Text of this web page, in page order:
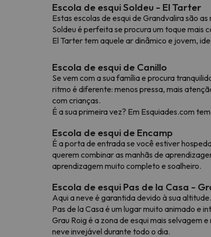
Escola de esqui Soldeu - El Tarter
Estas escolas de esqui de Grandvalira são
Soldeu é perfeita se procura um toque mais
El Tarter tem aquele ar dinâmico e jovem,
Escola de esqui de Canillo
Se vem com a sua família e procura
ritmo é diferente: menos pressa, mais
com crianças.
É a sua primeira vez? Em Esquiades.com
Escola de esqui de Encamp
É a porta de entrada se você estiver
querem combinar as manhãs de
aprendizagem muito completo e soalheiro.
Escola de esqui Pas de la Casa -
Aqui a neve é garantida devido à sua altitude.
Pas de la Casa é um lugar muito animado e
Grau Roig é a zona de esqui mais selvagem
neve invejável durante todo o dia.